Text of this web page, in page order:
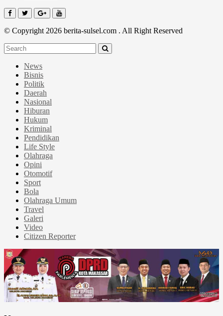
© Copyright 2026 berita-sulsel.com . All Right Reserved
News
Bisnis
Politik
Daerah
Nasional
Hiburan
Hukum
Kriminal
Pendidikan
Life Style
Olahraga
Opini
Otomotif
Sport
Bola
Olahraga Umum
Travel
Galeri
Video
Citizen Reporter